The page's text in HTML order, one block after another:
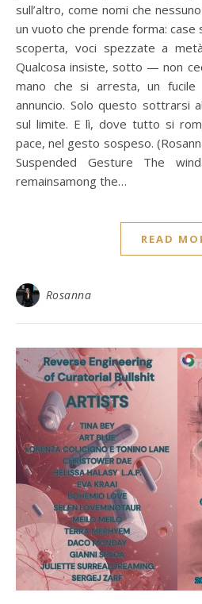
sull’altro, come nomi che
un vuoto che prende forma: case
scoperta, voci spezzate a
Qualcosa insiste, sotto — non
mano che si arresta, un fucile
annuncio. Solo questo sottrarsi
sul limite. E lì, dove tutto si
pace, nel gesto sospeso.
Suspended Gesture The
remainsamong the…
READ
Rosanna